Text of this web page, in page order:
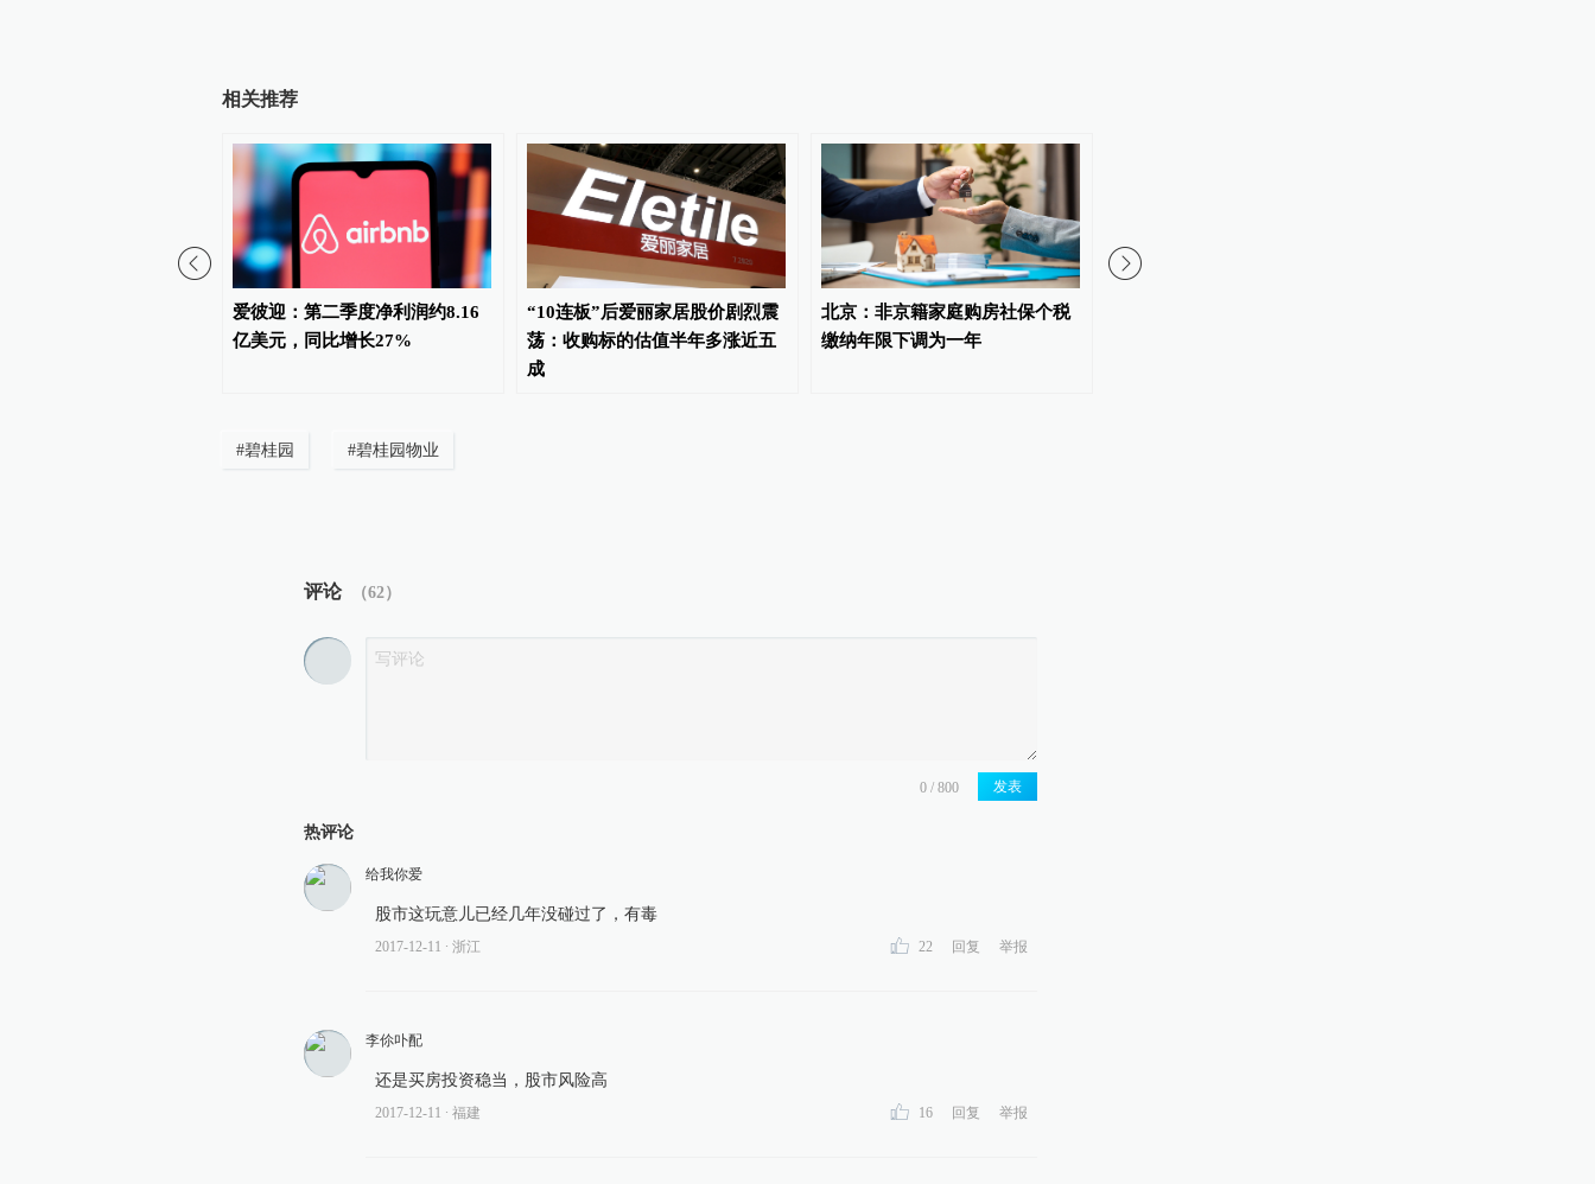
相关推荐
爱彼迎：第二季度净利润约8.16
亿美元，同比增长27%
“10连板”后爱丽家居股价剧烈震
荡：收购标的估值半年多涨近五
成
北京：非京籍家庭购房社保个税
缴纳年限下调为一年
#碧桂园 #碧桂园物业
评论 （62）
发表
热评论
给我你爱
股市这玩意儿已经几年没碰过了，有毒
2017-12-11 ∙ 浙江 22 回复 举报
李伱卟配
还是买房投资稳当，股市风险高
2017-12-11 ∙ 福建 16 回复 举报